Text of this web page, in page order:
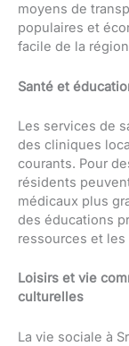
moyens de
populaires et
facile de la
Santé et
Les services de
des cliniques
courants. Pour
résidents
médicaux plus
des éducations
ressources et
Loisirs et vie
culturelles
La vie sociale à